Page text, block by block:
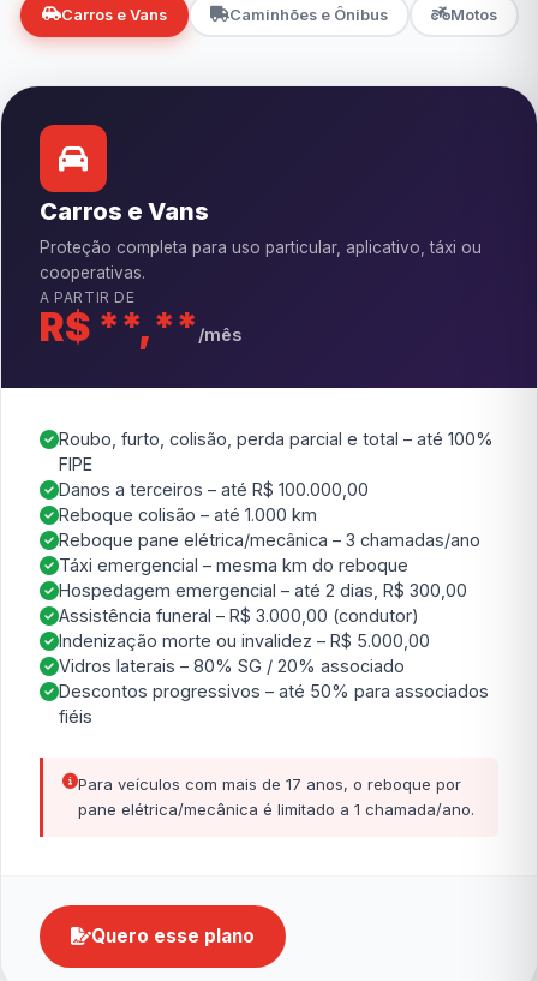
Carros e Vans Caminhões e Ônibus Motos
Carros e Vans
Proteção completa para uso particular, aplicativo, táxi ou
cooperativas.
A PARTIR DE
R$ **,** /mês
Roubo, furto, colisão, perda parcial e total – até 100%
FIPE
Danos a terceiros – até R$ 100.000,00
Reboque colisão – até 1.000 km
Reboque pane elétrica/mecânica – 3 chamadas/ano
Táxi emergencial – mesma km do reboque
Hospedagem emergencial – até 2 dias, R$ 300,00
Assistência funeral – R$ 3.000,00 (condutor)
Indenização morte ou invalidez – R$ 5.000,00
Vidros laterais – 80% SG / 20% associado
Descontos progressivos – até 50% para associados
fiéis
Para veículos com mais de 17 anos, o reboque por
pane elétrica/mecânica é limitado a 1 chamada/ano.
Quero esse plano